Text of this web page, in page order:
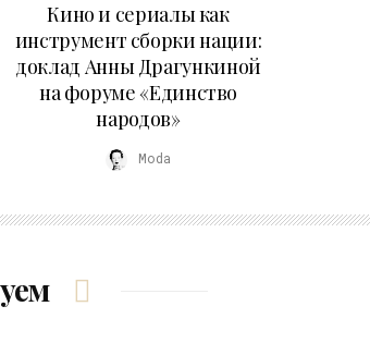
Кино и сериалы как
инструмент сборки нации:
доклад Анны Драгункиной
на форуме «Единство
народов»
Moda